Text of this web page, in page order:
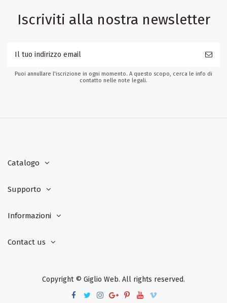
Iscriviti alla nostra newsletter
Puoi annullare l'iscrizione in ogni momento. A questo scopo, cerca le info di
contatto nelle note legali.
Catalogo
Supporto
Informazioni
Contact us
Copyright © Giglio Web. All rights reserved.